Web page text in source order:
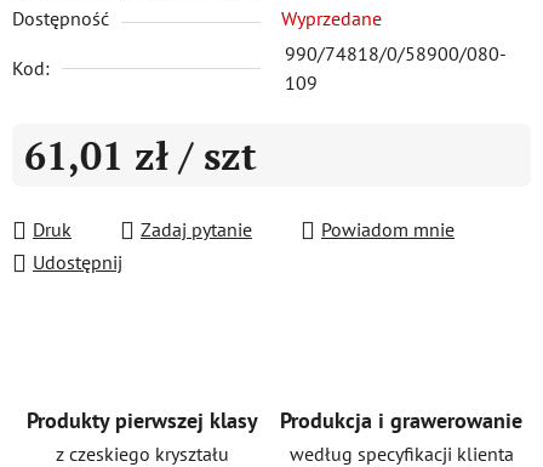
Dostępność
Wyprzedane
Kod:
990/74818/0/58900/080-
109
61,01 zł / szt
Druk
Zadaj pytanie
Powiadom mnie
Udostępnij
Produkty pierwszej klasy
z czeskiego kryształu
Produkcja i grawerowanie
według specyfikacji klienta